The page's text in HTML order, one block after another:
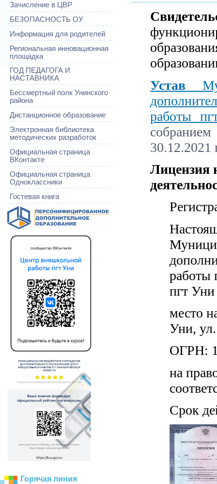
Зачисление в ЦВР
БЕЗОПАСНОСТЬ ОУ
Информация для родителей
Региональная инновационная
площадка
ГОД ПЕДАГОГА И
НАСТАВНИКА
Бессмертный полк Унинского
района
Дистанционное образование
Электронная библиотека
методических разработок
Официальная страница
ВКонтакте
Официальная страница
Одноклассники
Гостевая книга
Горячая линия
Устав
работы
30.12.2021
Лицензия
работы
пгт
место
Уни,
ОГРН:
на
Срок